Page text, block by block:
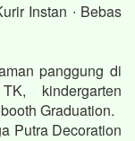
Instan ∙ Bebas
panggung di
kindergarten
Graduation.
Putra Decoration